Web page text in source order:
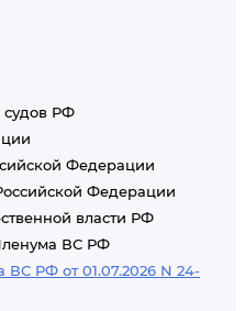
судов РФ
Федерации
Федерации
власти РФ
ВС РФ
РФ от 01.07.2026 N 24-